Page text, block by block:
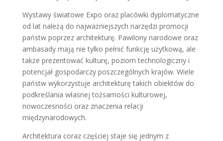
Wystawy światowe Expo oraz placówki dyplomatyczne
od lat należą do najważniejszych narzędzi promocji
państw poprzez architekturę. Pawilony narodowe oraz
ambasady mają nie tylko pełnić funkcję użytkową, ale
także prezentować kulturę, poziom technologiczny i
potencjał gospodarczy poszczególnych krajów. Wiele
państw wykorzystuje architekturę takich obiektów do
podkreślania własnej tożsamości kulturowej,
nowoczesności oraz znaczenia relacji
międzynarodowych.
Architektura coraz częściej staje się jednym z